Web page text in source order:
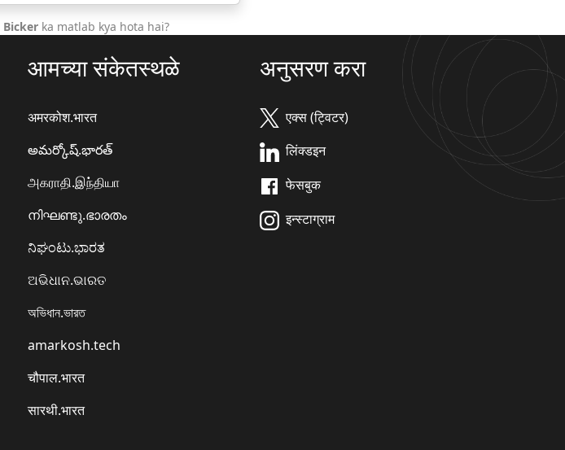
Bicker ka matlab kya hota hai?
आमच्या संकेतस्थळे
अमरकोश.भारत
అమర్కోష్.భారత్
அகராதி.இந்தியா
നിഘണ്ടു.ഭാരതം
ನಿಘಂಟು.ಭಾರತ
ଅଭିଧାନ.ଭାରତ
অভিধান.ভারত
amarkosh.tech
चौपाल.भारत
सारथी.भारत
अनुसरण करा
एक्स (ट्विटर)
लिंक्डइन
फेसबुक
इन्स्टाग्राम